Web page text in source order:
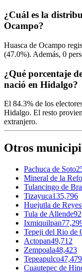
¿Cuál es la
Ocampo?
Huasca de Ocampo
(47.0%). Además, 0
¿Qué porcentaje
nació en Hidalgo?
El 84.3% de los
Hidalgo. El resto
extranjero.
Otros
Pachuca de Soto
Mineral de la
Tulancingo de
Tizayuca135,796
Huejutla de Reyes
Tula de Allende
Ixmiquilpan
Tepeji del Rio de
Actopan49,712
Zempoala48,423
Tepeapulco47,479
Cuautepec de